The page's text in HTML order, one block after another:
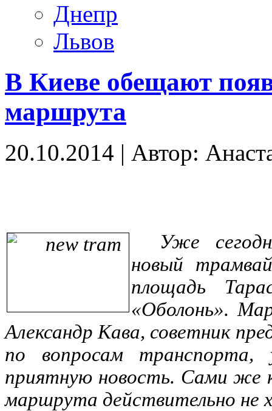
Днепр
Львов
В Киеве обещают
маршрута
20.10.2014 | Автор:
Уже
новый
площадь
«Оболонь».
Александр Кава, советник
по вопросам
приятную новость. Сами же
маршрута действительно не